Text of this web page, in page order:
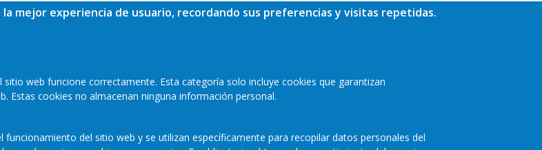
mejor experiencia de usuario, recordando sus preferencias y visitas repetidas.
web funcione correctamente. Esta categoría solo incluye cookies que garantizan
Estas cookies no almacenan ninguna información personal.
del sitio web y se utilizan específicamente para recopilar datos personales del